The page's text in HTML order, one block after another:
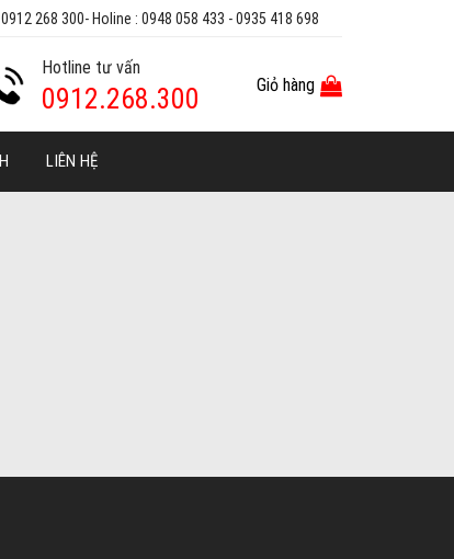
268 300- Holine : 0948 058 433 - 0935 418 698
Hotline tư vấn
0912.268.300 Giỏ hàng
LIÊN HỆ